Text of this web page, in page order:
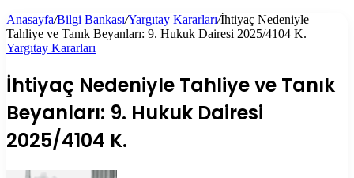
Anasayfa/Bilgi Bankası/Yargıtay Kararları/İhtiyaç Nedeniyle
Tahliye ve Tanık Beyanları: 9. Hukuk Dairesi 2025/4104 K.
Yargıtay Kararları
İhtiyaç Nedeniyle Tahliye ve Tanık
Beyanları: 9. Hukuk Dairesi
2025/4104 K.